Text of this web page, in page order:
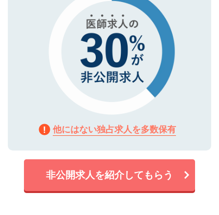
他にはない独占求人を多数保有
非公開求人を紹介してもらう